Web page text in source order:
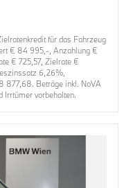
für das Fahrzeug
€ 84 995 ,-, Anzahlung €
€ 725,57, Zielrate €
6,26%,
877,68. Beträge inkl. NoVA
Irrtümer vorbehalten.